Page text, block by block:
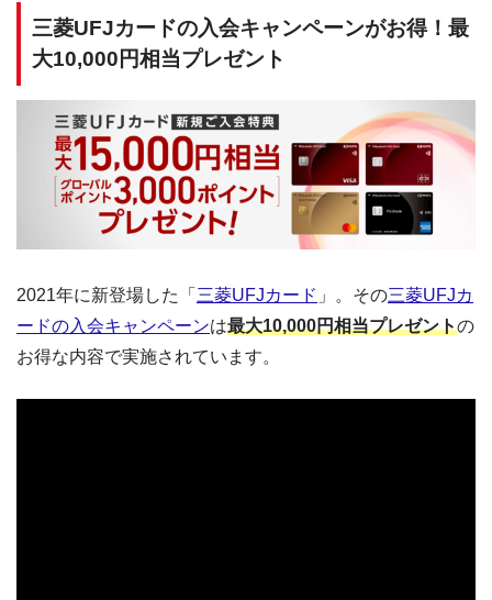
三菱UFJカードの入会キャンペーンがお得！最
大10,000円相当プレゼント
2021年に新登場した「 三菱UFJカード 」。その三菱UFJカ
ードの入会キャンペーンは最大10,000円相当プレゼントの
お得な内容で実施されています。